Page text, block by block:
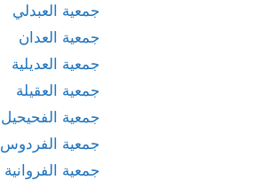
جمعية العبدلي
جمعية العدان
جمعية العديلية
جمعية العقيلة
جمعية الفحيحيل
جمعية الفردوس
جمعية الفروانية